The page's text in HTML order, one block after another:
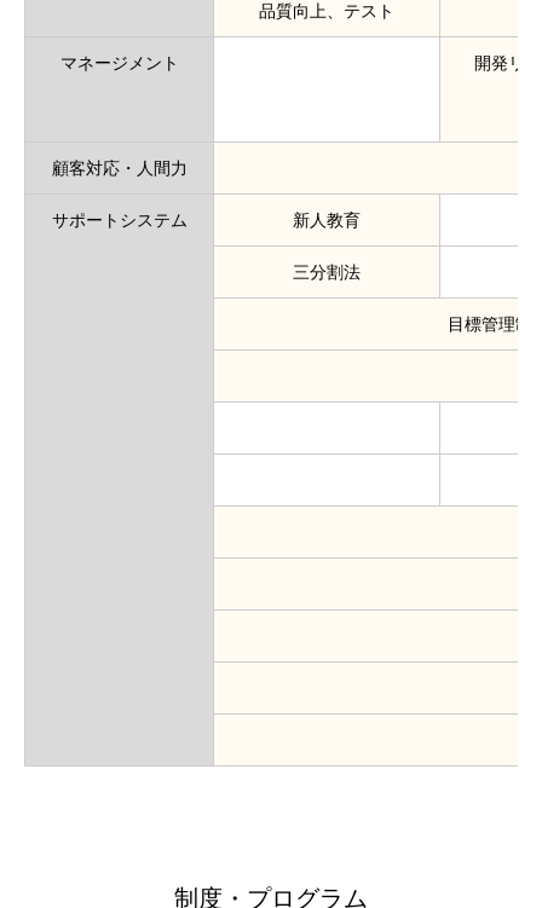
品質向上、テスト
マネージメント 開発リ
顧客対応・人間力
サポートシステム 新人教育
三分割法
目標管理制
制度・プログラム